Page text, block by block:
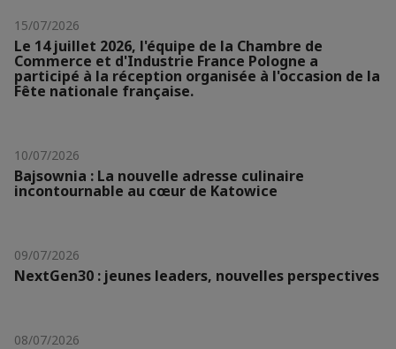
15/07/2026
Le 14 juillet 2026, l'équipe de la Chambre de
Commerce et d'Industrie France Pologne a
participé à la réception organisée à l'occasion de la
Fête nationale française.
10/07/2026
Bajsownia : La nouvelle adresse culinaire
incontournable au cœur de Katowice
09/07/2026
NextGen30 : jeunes leaders, nouvelles perspectives
08/07/2026